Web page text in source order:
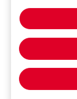
debatir sobre
Con el aforo
destacados
empresariales a
Simposio se
sobre el futuro: